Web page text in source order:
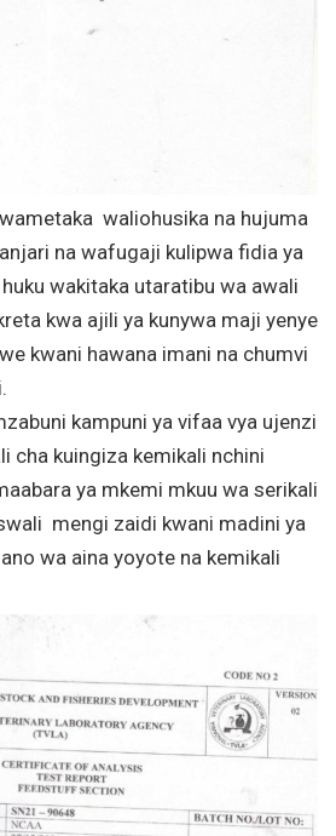
waliohusika na hujuma
na wafugaji kulipwa fidia ya
wakitaka utaratibu wa awali
kwa ajili ya kunywa maji yenye
kwani hawana imani na chumvi
kampuni ya vifaa vya ujenzi
cha kuingiza kemikali nchini
ya mkemi mkuu wa serikali
mengi zaidi kwani madini ya
wa aina yoyote na kemikali